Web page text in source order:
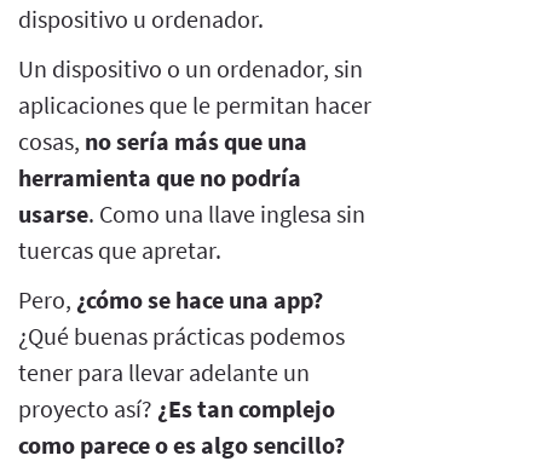
dispositivo u ordenador.
Un dispositivo o un ordenador, sin
aplicaciones que le permitan hacer
cosas, no sería más que una
herramienta que no podría
usarse. Como una llave inglesa sin
tuercas que apretar.
Pero, ¿cómo se hace una app?
¿Qué buenas prácticas podemos
tener para llevar adelante un
proyecto así? ¿Es tan complejo
como parece o es algo sencillo?